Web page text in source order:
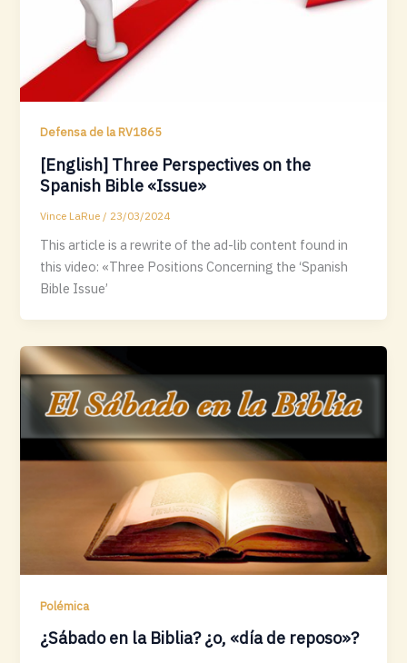
Defensa de la RV1865
[English] Three Perspectives on the
Spanish Bible «Issue»
Vince LaRue / 23/03/2024
This article is a rewrite of the ad-lib content found in
this video: «Three Positions Concerning the ‘Spanish
Bible Issue’
Polémica
¿Sábado en la Biblia? ¿o, «día de reposo»?